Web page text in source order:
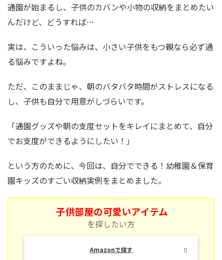
通園が始まるし、子供のカバンや小物の収納をまとめたい
んだけど、どうすれば…
実は、こういった悩みは、小さい子供をもつ親なら必ず通
る悩みですよね。
ただ、このままじゃ、朝のバタバタ時間がストレスになる
し、子供も自分で用意がしづらいです。
「通園グッズや朝の支度セットをキレイにまとめて、自分
でお支度ができるようにしたい！」
という方のために、今回は、自分でできる！幼稚園＆保育
園キッズのすごい収納実例をまとめました。
子供部屋の可愛いアイテム
を探したい方
Amazonで探す